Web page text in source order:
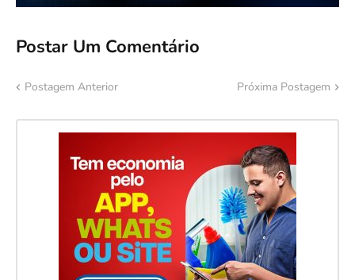
Postar Um Comentário
Postagem Anterior Próxima Postagem